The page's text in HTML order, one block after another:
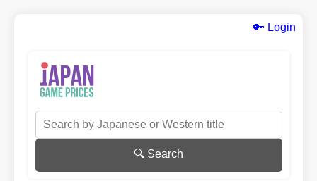
🔑 Login
🔍 Search